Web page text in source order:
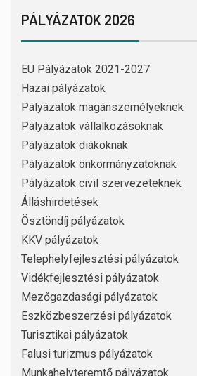
PÁLYÁZATOK 2026
EU Pályázatok 2021-2027
Hazai pályázatok
Pályázatok magánszemélyeknek
Pályázatok vállalkozásoknak
Pályázatok diákoknak
Pályázatok önkormányzatoknak
Pályázatok civil szervezeteknek
Álláshirdetések
Ösztöndíj pályázatok
KKV pályázatok
Telephelyfejlesztési pályázatok
Vidékfejlesztési pályázatok
Mezőgazdasági pályázatok
Eszközbeszerzési pályázatok
Turisztikai pályázatok
Falusi turizmus pályázatok
Munkahelyteremtő pályázatok